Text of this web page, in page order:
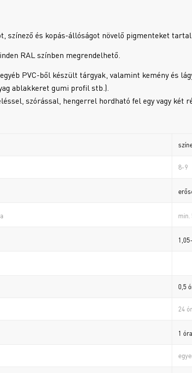
színező és kopás-állóságot növelő pigmenteket
RAL színben megrendelhető.
PVC-ből készült tárgyak, valamint kemény és
ablakkeret gumi profil stb.).
szórással, hengerrel hordható fel egy vagy két
8-9
min.
0,5
24
1